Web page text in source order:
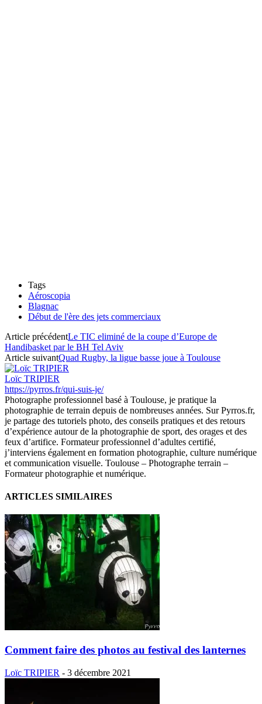
Tags
Aéroscopia
Blagnac
Début de l'ère des jets commerciaux
Article précédentLe TIC eliminé de la coupe d’Europe de
Handibasket par le BH Tel Aviv
Article suivantQuad Rugby, la ligue basse joue à Toulouse
Loïc TRIPIER
https://pyrros.fr/qui-suis-je/
Photographe professionnel basé à Toulouse, je pratique la
photographie de terrain depuis de nombreuses années. Sur Pyrros.fr,
je partage des tutoriels photo, des conseils pratiques et des retours
d’expérience autour de la photographie de sport, des orages et des
feux d’artifice. Formateur professionnel d’adultes certifié,
j’interviens également en formation photographie, culture numérique
et communication visuelle. Toulouse – Photographe terrain –
Formateur photographie et numérique.
ARTICLES SIMILAIRES
Comment faire des photos au festival des lanternes
Loïc TRIPIER - 3 décembre 2021